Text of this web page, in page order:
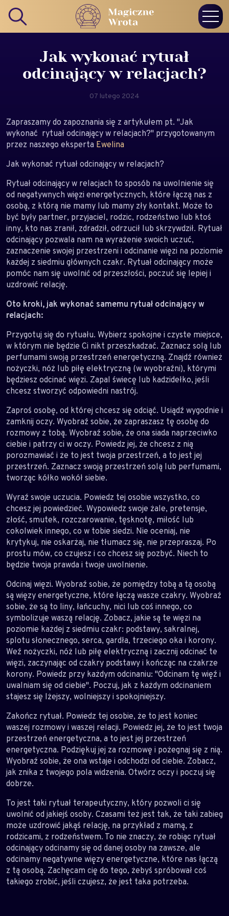
Jak wykonać rytuał
odcinający w relacjach?
07 lutego 2024
Zapraszamy do zapoznania się z artykułem pt. "Jak
wykonać rytuał odcinający w relacjach?" przygotowanym
przez naszego eksperta Ewelina
Jak wykonać rytuał odcinający w relacjach?
Rytuał odcinający w relacjach to sposób na uwolnienie się
od negatywnych więzi energetycznych, które łączą nas z
osobą, z którą nie mamy lub mamy zły kontakt. Może to
być były partner, przyjaciel, rodzic, rodzeństwo lub ktoś
inny, kto nas zranił, zdradził, odrzucił lub skrzywdził. Rytuał
odcinający pozwala nam na wyrażenie swoich uczuć,
zaznaczenie swojej przestrzeni i odcinanie więzi na poziomie
każdej z siedmiu głównych czakr. Rytuał odcinający może
pomóc nam się uwolnić od przeszłości, poczuć się lepiej i
uzdrowić relację.
Oto kroki, jak wykonać samemu rytuał odcinający w
relacjach:
Przygotuj się do rytuału. Wybierz spokojne i czyste miejsce,
w którym nie będzie Ci nikt przeszkadzać. Zaznacz solą lub
perfumami swoją przestrzeń energetyczną. Znajdź również
nożyczki, nóż lub piłę elektryczną (w wyobraźni), którymi
będziesz odcinać więzi. Zapal świecę lub kadzidełko, jeśli
chcesz stworzyć odpowiedni nastrój.
Zaproś osobę, od której chcesz się odciąć. Usiądź wygodnie i
zamknij oczy. Wyobraź sobie, że zapraszasz tę osobę do
rozmowy z tobą. Wyobraź sobie, że ona siada naprzeciwko
ciebie i patrzy ci w oczy. Powiedz jej, że chcesz z nią
porozmawiać i że to jest twoja przestrzeń, a to jest jej
przestrzeń. Zaznacz swoją przestrzeń solą lub perfumami,
tworząc kółko wokół siebie.
Wyraź swoje uczucia. Powiedz tej osobie wszystko, co
chcesz jej powiedzieć. Wypowiedz swoje żale, pretensje,
złość, smutek, rozczarowanie, tęsknotę, miłość lub
cokolwiek innego, co w tobie siedzi. Nie oceniaj, nie
krytykuj, nie oskarżaj, nie tłumacz się, nie przepraszaj. Po
prostu mów, co czujesz i co chcesz się pozbyć. Niech to
będzie twoja prawda i twoje uwolnienie.
Odcinaj więzi. Wyobraź sobie, że pomiędzy tobą a tą osobą
są więzy energetyczne, które łączą wasze czakry. Wyobraź
sobie, że są to liny, łańcuchy, nici lub coś innego, co
symbolizuje waszą relację. Zobacz, jakie są te więzi na
poziomie każdej z siedmiu czakr: podstawy, sakralnej,
splotu słonecznego, serca, gardła, trzeciego oka i korony.
Weź nożyczki, nóż lub piłę elektryczną i zacznij odcinać te
więzi, zaczynając od czakry podstawy i kończąc na czakrze
korony. Powiedz przy każdym odcinaniu: "Odcinam tę więź i
uwalniam się od ciebie". Poczuj, jak z każdym odcinaniem
stajesz się lżejszy, wolniejszy i spokojniejszy.
Zakończ rytuał. Powiedz tej osobie, że to jest koniec
waszej rozmowy i waszej relacji. Powiedz jej, że to jest twoja
przestrzeń energetyczna, a to jest jej przestrzeń
energetyczna. Podziękuj jej za rozmowę i pożegnaj się z nią.
Wyobraź sobie, że ona wstaje i odchodzi od ciebie. Zobacz,
jak znika z twojego pola widzenia. Otwórz oczy i poczuj się
dobrze.
To jest taki rytuał terapeutyczny, który pozwoli ci się
uwolnić od jakiejś osoby. Czasami też jest tak, że taki zabieg
może uzdrowić jakąś relację, na przykład z mamą, z
rodzicami, z rodzeństwem. To nie znaczy, że robiąc rytuał
odcinający odcinamy się od danej osoby na zawsze, ale
odcinamy negatywne więzy energetyczne, które nas łączą
z tą osobą. Zachęcam cię do tego, żebyś spróbował coś
takiego zrobić, jeśli czujesz, że jest taka potrzeba.